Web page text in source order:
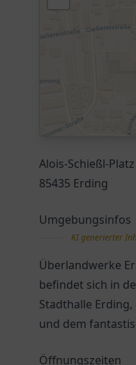
Alois-Schießl-
85435 Erding
Umgebungsinfos
KI generierter
Überlandwerke
befindet sich in
Stadthalle
und dem
Öffnungszeiten